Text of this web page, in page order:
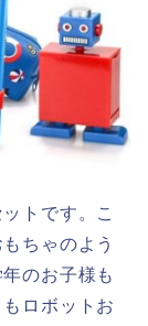
トです。こ
ちゃのよう
のお子様も
ロボットお